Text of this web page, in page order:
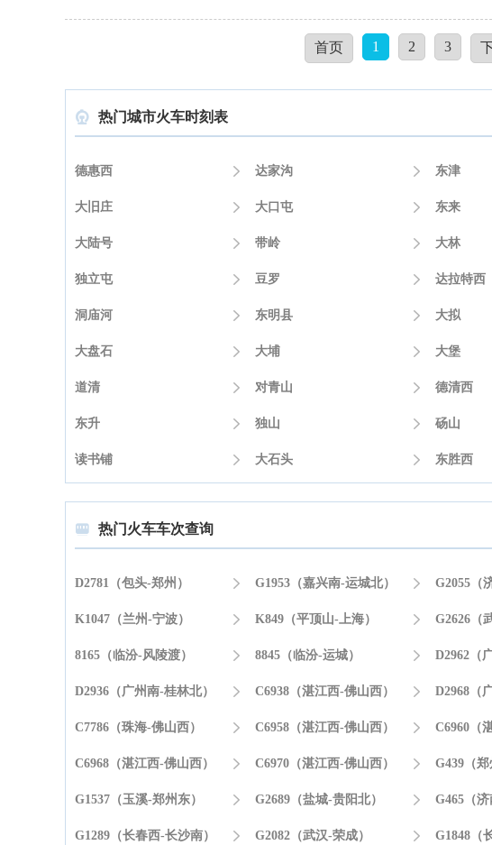
首页 1 2 3
 热门城市火车时刻表
德惠西  达家沟  东津
大旧庄  大口屯  东来
大陆号  带岭  大林
独立屯  豆罗  达拉特西
洞庙河  东明县  大拟
大盘石  大埔  大堡
道清  对青山  德清西
东升  独山  砀山
读书铺  大石头  东胜西
 热门火车车次查询
D2781（包头-郑州）  G1953（嘉兴南-运城北）  G2055（
K1047（兰州-宁波）  K849（平顶山-上海）  G2626（
8165（临汾-风陵渡）  8845（临汾-运城）  D2962（
D2936（广州南-桂林北）  C6938（湛江西-佛山西）  D2968（
C7786（珠海-佛山西）  C6958（湛江西-佛山西）  C6960（
C6968（湛江西-佛山西）  C6970（湛江西-佛山西）  G439（郑
G1537（玉溪-郑州东）  G2689（盐城-贵阳北）  G465（济
G1289（长春西-长沙南）  G2082（武汉-荣成）  G1848（